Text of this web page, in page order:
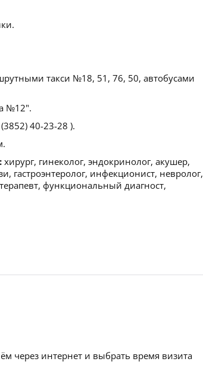
такси №18, 51, 76, 50, автобусами
№12".
40-23-28 ).
хирург, гинеколог, эндокринолог, акушер,
гастроэнтеролог, инфекционист, невролог,
функциональный диагност,
через интернет и выбрать время визита